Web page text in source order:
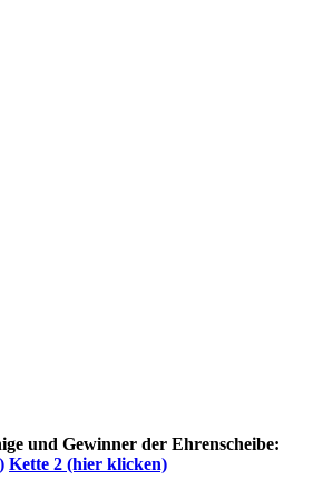
und Gewinner der Ehrenscheibe:
Kette 2 (hier klicken)